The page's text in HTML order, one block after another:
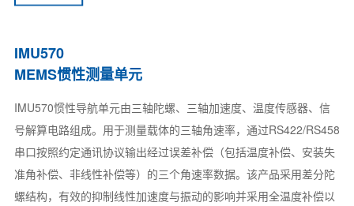
IMU570
MEMS惯性测量单元
IMU570惯性导航单元由三轴陀螺、三轴加速度、温度传感器、信
号解算电路组成。用于测量载体的三轴角速率，通过RS422/RS458
串口按照约定通讯协议输出经过误差补偿（包括温度补偿、安装失
准角补偿、非线性补偿等）的三个角速率数据。该产品采用差分陀
螺结构，有效的抑制线性加速度与振动的影响并采用全温度补偿以